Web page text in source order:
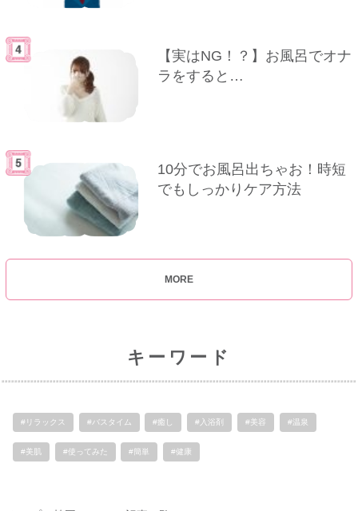
【実はNG！？】お風呂でオナ
ラをすると…
10分でお風呂出ちゃお！時短
でもしっかりケア方法
MORE
キーワード
#リラックス #バスタイム #癒し #入浴剤 #美容 #温泉
#美肌 #使ってみた #簡単 #健康